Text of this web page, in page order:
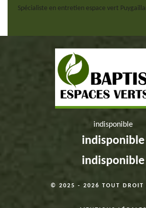
Spécialiste en entretien espace vert
indisponible
indisponible
indisponible
© 2025 - 2026 TOUT DROIT